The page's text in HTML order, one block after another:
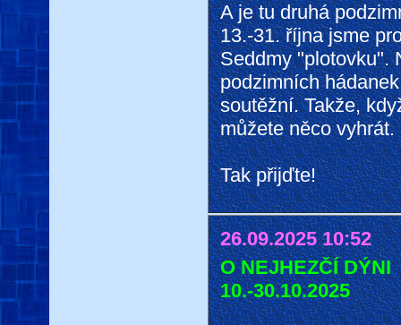
A je tu druhá
13.-31. října jsme
Seddmy "plotovku".
podzimních
soutěžní. Takže,
můžete něco vyhrát.
Tak přijďte!
26.09.2025 10:52
O NEJHEZČÍ DÝNI
10.-30.10.2025